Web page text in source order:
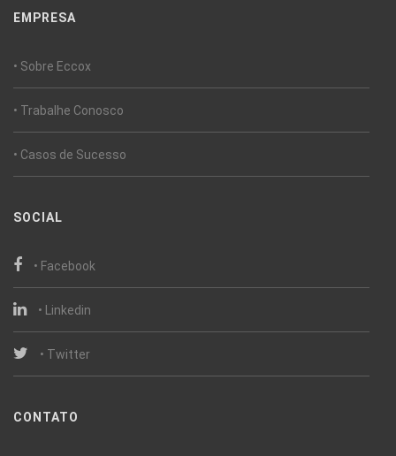
EMPRESA
• Sobre Eccox
• Trabalhe Conosco
• Casos de Sucesso
SOCIAL
• Facebook
• Linkedin
• Twitter
CONTATO